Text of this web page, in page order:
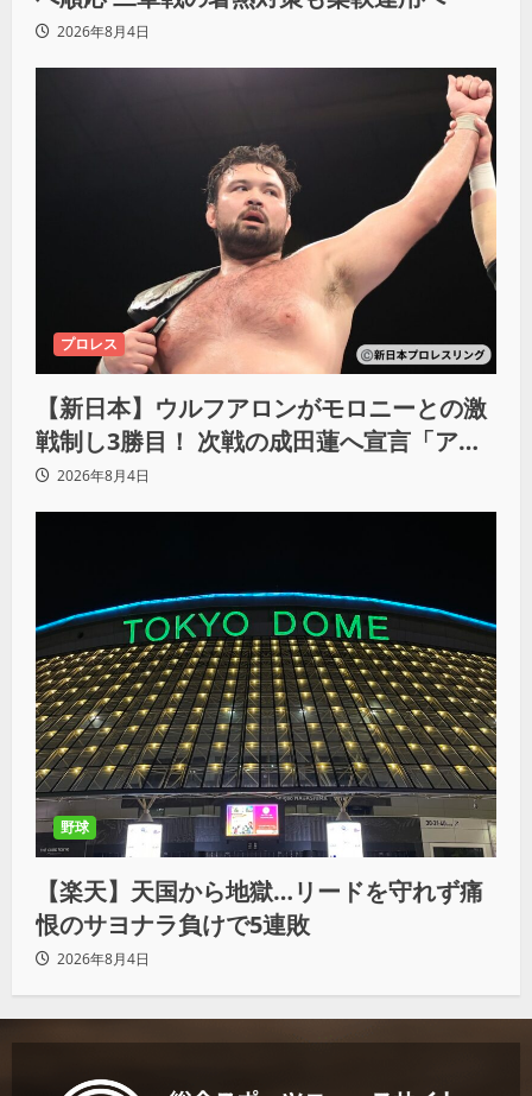
2026年8月4日
プロレス
【新日本】ウルフアロンがモロニーとの激
戦制し3勝目！ 次戦の成田蓮へ宣言「アイ
ツの王道を俺の王道でぶち壊す」
2026年8月4日
野球
【楽天】天国から地獄…リードを守れず痛
恨のサヨナラ負けで5連敗
2026年8月4日